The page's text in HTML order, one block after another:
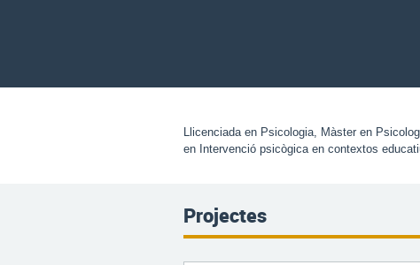
Llicenciada en Psicologia, Màster en
en Intervenció psicògica en contextos
Projectes